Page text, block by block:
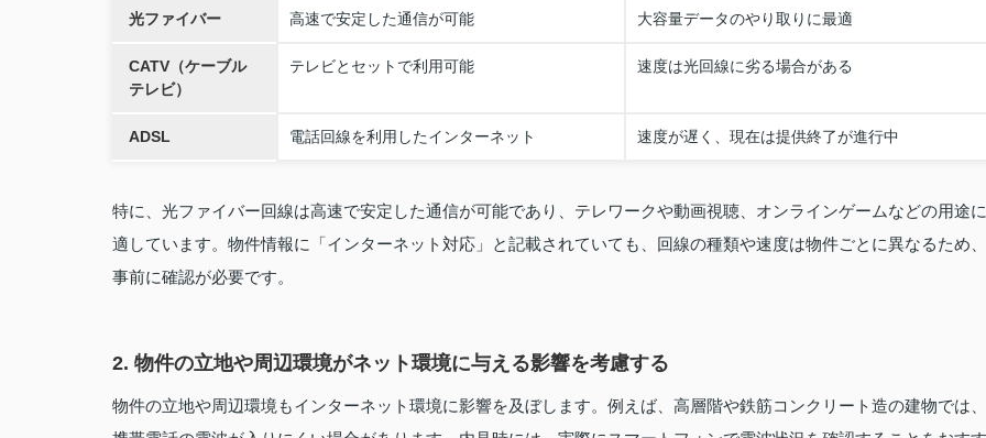
光ファイバー 高速で安定した通信が可能 大容量データのやり取りに最適
CATV（ケーブル
テレビ）
テレビとセットで利用可能 速度は光回線に劣る場合がある
ADSL 電話回線を利用したインターネット 速度が遅く、現在は提供終了が進行中
特に、光ファイバー回線は高速で安定した通信が可能であり、テレワークや動画視聴、オンラインゲームなどの用途に
適しています。物件情報に「インターネット対応」と記載されていても、回線の種類や速度は物件ごとに異なるため、
事前に確認が必要です。
2. 物件の立地や周辺環境がネット環境に与える影響を考慮する
物件の立地や周辺環境もインターネット環境に影響を及ぼします。例えば、高層階や鉄筋コンクリート造の建物では、